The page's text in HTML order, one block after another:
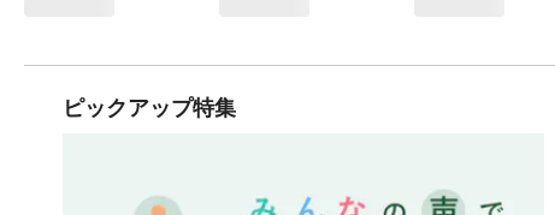
ピックアップ特集